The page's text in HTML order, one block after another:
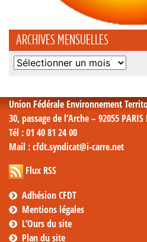
ARCHIVES MENSUELLES
Archives
Union Fédérale Environnement
30, passage de l’Arche – 92055 PARIS
Tél : 01 40 81 24 00
Mail : cfdt.syndicat@i-carre.net
Flux RSS
Adhésion CFDT
Mentions légales
L’Ours du site
Plan du site